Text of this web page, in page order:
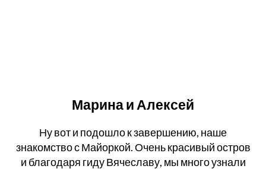
Марина и Алексей
Ну вот и подошло к завершению, наше
знакомство с Майоркой. Очень красивый остров
и благодаря гиду Вячеславу, мы много узнали